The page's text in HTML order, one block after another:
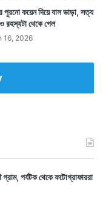
একটি ভাউচার
কয়েন দিয়ে বাস ভাড়া, সত্য
রহস্যটা থেকে গেল
16, 2026
গ্রাম, পর্যটক থেকে ফটোগ্রাফাররা